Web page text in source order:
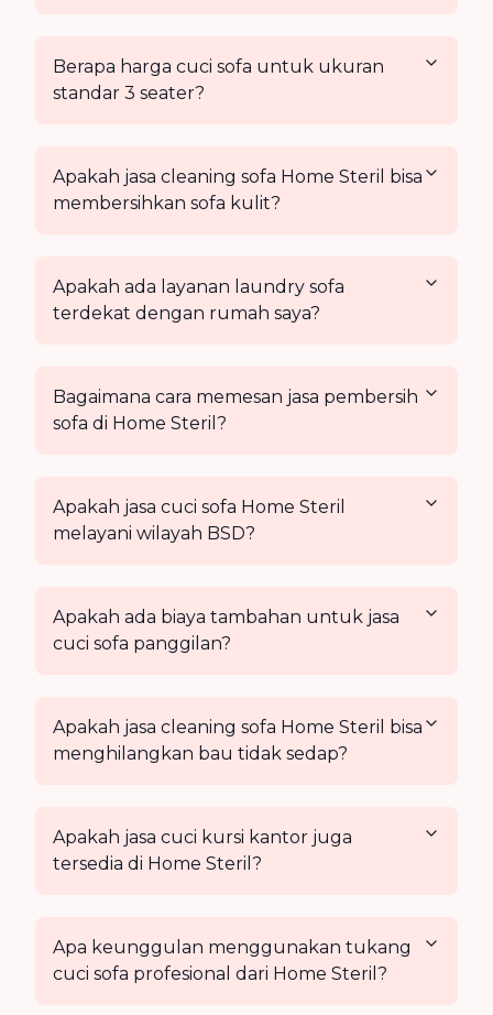
Berapa harga cuci sofa untuk ukuran
standar 3 seater?
Apakah jasa cleaning sofa Home Steril bisa
membersihkan sofa kulit?
Apakah ada layanan laundry sofa
terdekat dengan rumah saya?
Bagaimana cara memesan jasa pembersih
sofa di Home Steril?
Apakah jasa cuci sofa Home Steril
melayani wilayah BSD?
Apakah ada biaya tambahan untuk jasa
cuci sofa panggilan?
Apakah jasa cleaning sofa Home Steril bisa
menghilangkan bau tidak sedap?
Apakah jasa cuci kursi kantor juga
tersedia di Home Steril?
Apa keunggulan menggunakan tukang
cuci sofa profesional dari Home Steril?